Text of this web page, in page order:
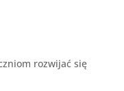
rozwijać się